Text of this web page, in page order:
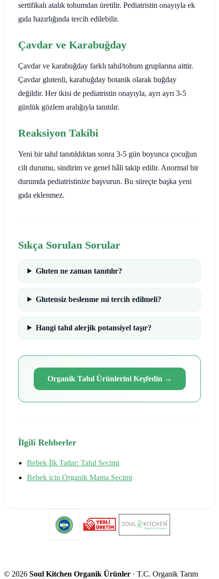
sertifikalı atalık tohumdan üretilir. Pediatristin onayıyla ek
gıda hazırlığında tercih edilebilir.
Çavdar ve Karabuğday
Çavdar ve karabuğday farklı tahıl/tohum gruplarına aittir.
Çavdar glutenli, karabuğday botanik olarak buğday
değildir. Her ikisi de pediatristin onayıyla, ayrı ayrı 3-5
günlük gözlem aralığıyla tanıtılır.
Reaksiyon Takibi
Yeni bir tahıl tanıtıldıktan sonra 3-5 gün boyunca çocuğun
cilt durumu, sindirim ve genel hâli takip edilir. Anormal bir
durumda pediatristinize başvurun. Bu süreçte başka yeni
gıda eklenmez.
Sıkça Sorulan Sorular
Gluten ne zaman tanıtılır?
Glutensiz beslenme mi tercih edilmeli?
Hangi tahıl alerjik potansiyel taşır?
Organik Tahıl Ürünlerini Keşfedin →
İlgili Rehberler
Bebek İlk Tatlar: Tahıl Seçimi
Bebek için Organik Mama Seçimi
© 2026 Soul Kitchen Organik Ürünler · T.C. Organik Tarım